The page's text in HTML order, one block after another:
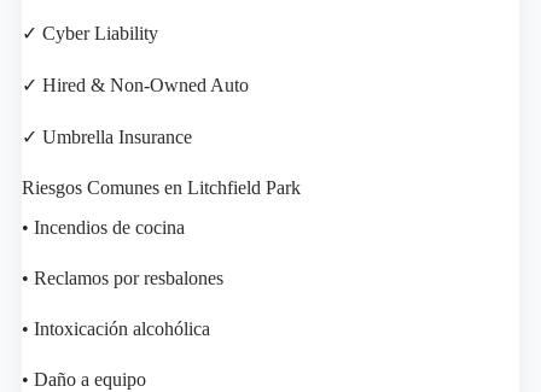
✓ Cyber Liability
✓ Hired & Non-Owned Auto
✓ Umbrella Insurance
Riesgos Comunes en Litchfield Park
• Incendios de cocina
• Reclamos por resbalones
• Intoxicación alcohólica
• Daño a equipo